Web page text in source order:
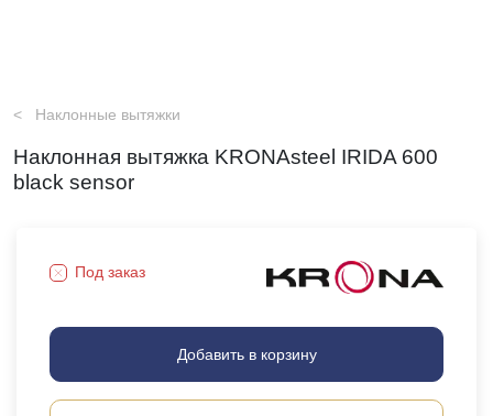
Наклонные вытяжки
Наклонная вытяжка KRONAsteel IRIDA 600
black sensor
Под заказ
Добавить в корзину